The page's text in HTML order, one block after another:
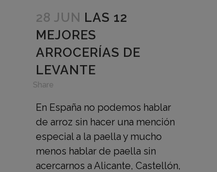
28 JUN LAS 12
MEJORES
ARROCERÍAS DE
LEVANTE
Share
En España no podemos hablar
de arroz sin hacer una mención
especial a la paella y mucho
menos hablar de paella sin
acercarnos a Alicante, Castellón,